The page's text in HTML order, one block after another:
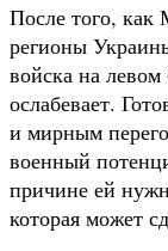
После того, как
регионы
войска на
ослабевает.
и мирным
военный
причине ей
которая может